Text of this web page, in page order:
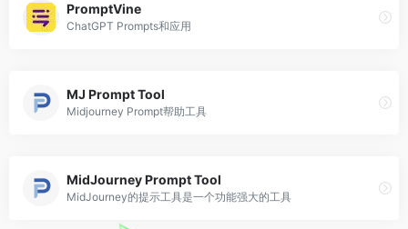
PromptVine
ChatGPT Prompts和应用
MJ Prompt Tool
Midjourney Prompt帮助工具
MidJourney Prompt Tool
MidJourney的提示工具是一个功能强大的工具